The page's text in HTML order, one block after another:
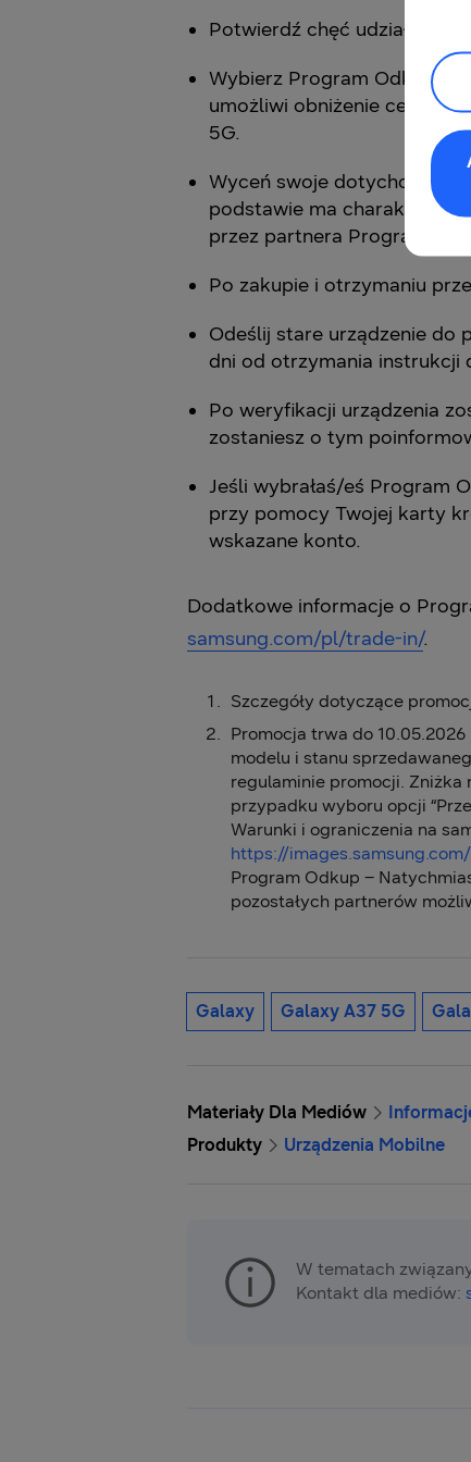
Potwierdź chęć udziału w
Wybierz Program Odkup z
umożliwi obniżenie ceny
5G.
Wyceń swoje
podstawie ma charakter
przez partnera Programu –
Po zakupie i otrzymaniu
Odeślij stare urządzenie do
dni od otrzymania instrukcji
Po weryfikacji urządzenia
zostaniesz o tym
Jeśli wybrałaś/eś Program
przy pomocy Twojej karty
wskazane konto.
Dodatkowe informacje o
samsung.com/pl/trade-in/.
Szczegóły dotyczące
Promocja trwa do
modelu i stanu
regulaminie promocji. Zniżka
przypadku wyboru opcji
Warunki i ograniczenia na
https://
Program Odkup –
pozostałych partnerów
Galaxy Galaxy A37 5G
Materiały Dla Mediów
Produkty
Urządzenia Mobilne
W tematach
Kontakt dla mediów: